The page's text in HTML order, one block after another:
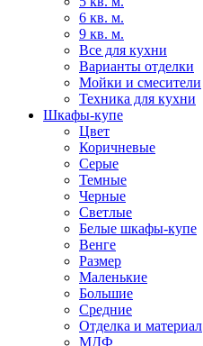
6 кв. м.
9 кв. м.
Все для кухни
Варианты отделки
Мойки и смесители
Техника для кухни
Шкафы-купе
Цвет
Коричневые
Серые
Темные
Черные
Светлые
Белые шкафы-купе
Венге
Размер
Маленькие
Большие
Средние
Отделка и материал
МДФ